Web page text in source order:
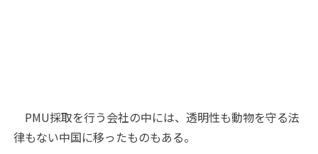
PMU採取を行う会社の中には、透明性も動物を守る法
律もない中国に移ったものもある。